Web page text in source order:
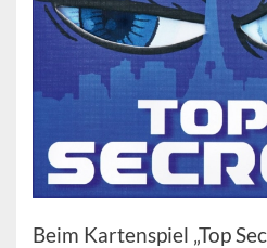
Beim Kartenspiel „Top